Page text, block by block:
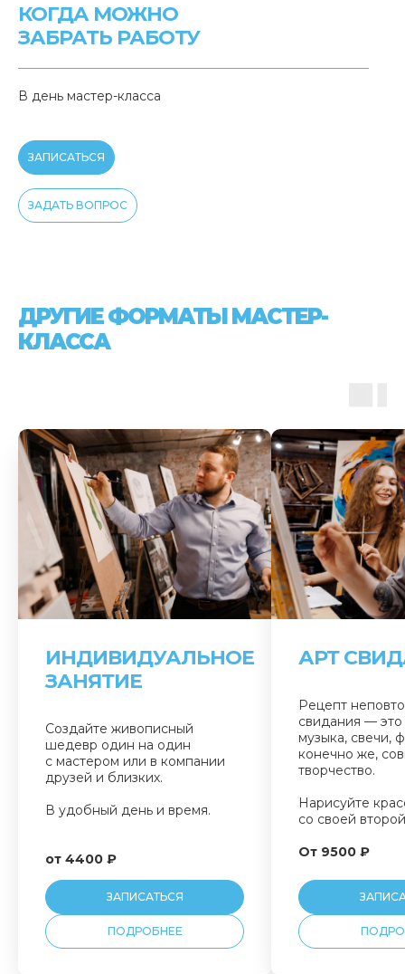
КОГДА МОЖНО
ЗАБРАТЬ РАБОТУ
В день мастер-класса
ЗАПИСАТЬСЯ
ЗАДАТЬ ВОПРОС
ДРУГИЕ ФОРМАТЫ МАСТЕР-
КЛАССА
ИНДИВИДУАЛЬНОЕ
ЗАНЯТИЕ
Создайте живописный
шедевр один на один
с мастером или в компании
друзей и близких.
В удобный день и время.
от 4400 ₽
ЗАПИСАТЬСЯ
ПОДРОБНЕЕ
АРТ
Рецепт
свидания —
музыка, свечи,
конечно же,
творчество.
Нарисуйте
со своей
От 9500 ₽